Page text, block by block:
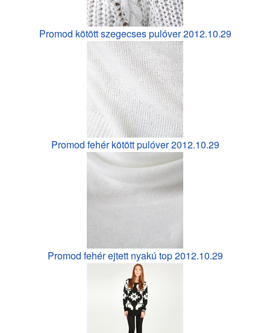
Promod kötött szegecses pulóver 2012.10.29
Promod fehér kötött pulóver 2012.10.29
Promod fehér ejtett nyakú top 2012.10.29